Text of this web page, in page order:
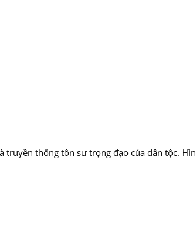
thống tôn sư trọng đạo của dân tộc.